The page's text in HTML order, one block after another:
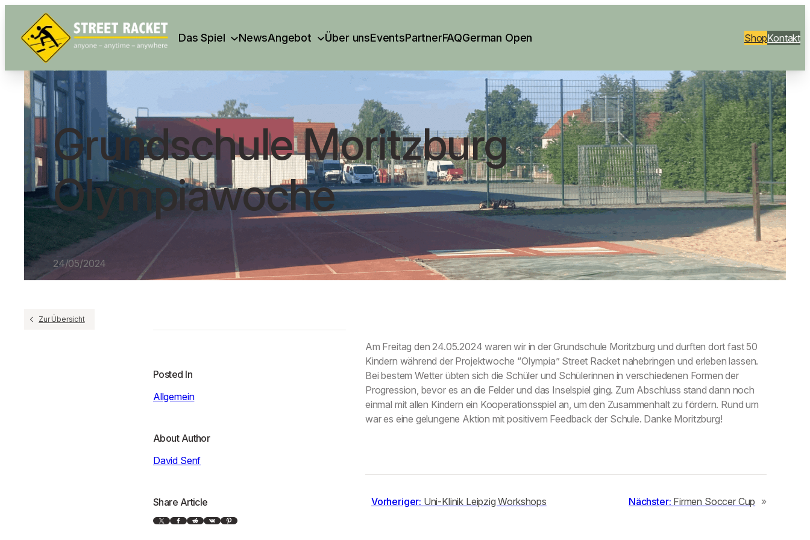
Das Spiel NewsAngebot Über unsEventsPartnerFAQGerman Open ShopKontakt
Grundschule Moritzburg
Olympiawoche
24/05/2024
Zur Übersicht
Am Freitag den 24.05.2024 waren wir in der Grundschule Moritzburg und durften dort fast 50
Kindern während der Projektwoche “Olympia” Street Racket nahebringen und erleben lassen.
Bei bestem Wetter übten sich die Schüler und Schülerinnen in verschiedenen Formen der
Progression, bevor es an die Felder und das Inselspiel ging. Zum Abschluss stand dann noch
einmal mit allen Kindern ein Kooperationsspiel an, um den Zusammenhalt zu fördern. Rund um
war es eine gelungene Aktion mit positivem Feedback der Schule. Danke Moritzburg!
Vorheriger: Uni-Klinik Leipzig Workshops Nächster: Firmen Soccer Cup »
Posted In
Allgemein
About Author
David Senf
Share Article
X
Facebook Reddit VK Pinterest